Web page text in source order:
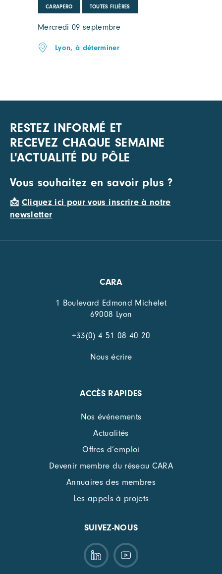
CARAPERO TOUTES FILIÈRES
Mercredi 09 septembre
Lyon, à déterminer
RESTEZ INFORMÉ ET
RECEVEZ CHAQUE SEMAINE
L'ACTUALITÉ DU PÔLE
Vous souhaitez en savoir plus ?
📩 Cliquez ici pour vous inscrire à notre
newsletter
CARA
1 Boulevard Edmond Michelet
69008 Lyon
+33(0) 4 51 08 40 20
Nous écrire
ACCÈS RAPIDES
Nos événements
Actualités
Offres d’emploi
Devenir membre du réseau CARA
Annuaires des membres
Les appels à projets
SUIVEZ-NOUS